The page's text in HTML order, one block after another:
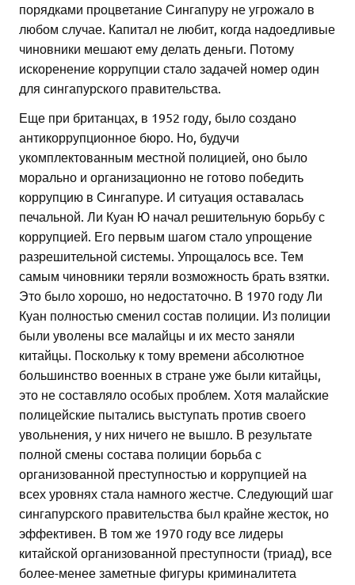
порядками процветание Сингапуру не угрожало в
любом случае. Капитал не любит, когда надоедливые
чиновники мешают ему делать деньги. Потому
искоренение коррупции стало задачей номер один
для сингапурского правительства.
Еще при британцах, в 1952 году, было создано
антикоррупционное бюро. Но, будучи
укомплектованным местной полицией, оно было
морально и организационно не готово победить
коррупцию в Сингапуре. И ситуация оставалась
печальной. Ли Куан Ю начал решительную борьбу с
коррупцией. Его первым шагом стало упрощение
разрешительной системы. Упрощалось все. Тем
самым чиновники теряли возможность брать взятки.
Это было хорошо, но недостаточно. В 1970 году Ли
Куан полностью сменил состав полиции. Из полиции
были уволены все малайцы и их место заняли
китайцы. Поскольку к тому времени абсолютное
большинство военных в стране уже были китайцы,
это не составляло особых проблем. Хотя малайские
полицейские пытались выступать против своего
увольнения, у них ничего не вышло. В результате
полной смены состава полиции борьба с
организованной преступностью и коррупцией на
всех уровнях стала намного жестче. Следующий шаг
сингапурского правительства был крайне жесток, но
эффективен. В том же 1970 году все лидеры
китайской организованной преступности (триад), все
более-менее заметные фигуры криминалитета